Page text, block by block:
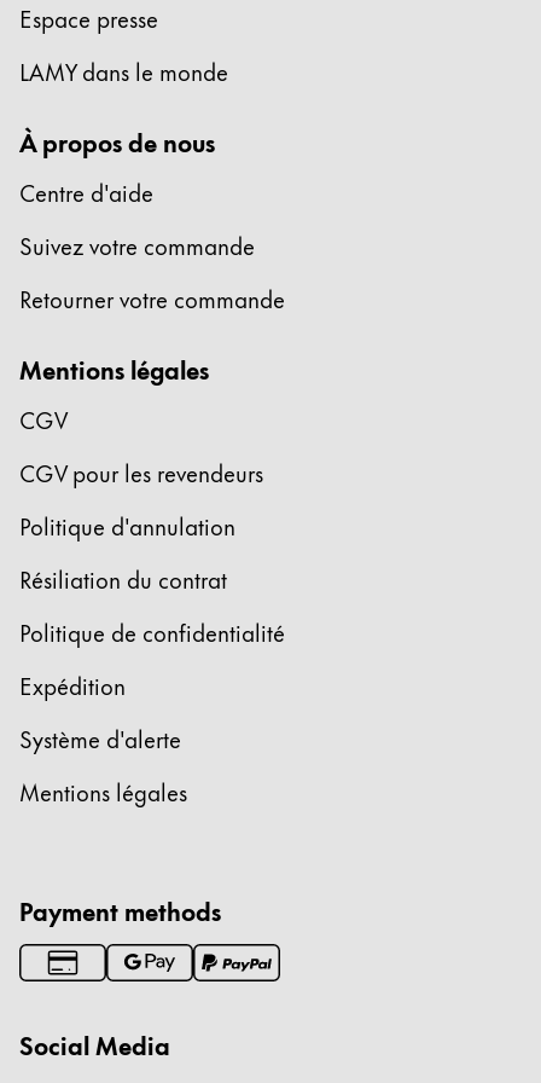
Espace presse
LAMY dans le monde
À propos de nous
Centre d'aide
Suivez votre commande
Retourner votre commande
Mentions légales
CGV
CGV pour les revendeurs
Politique d'annulation
Résiliation du contrat
Politique de confidentialité
Expédition
Système d'alerte
Mentions légales
Payment methods
Social Media